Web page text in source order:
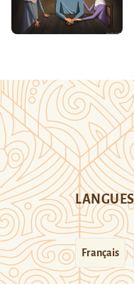
LANGUES
Français